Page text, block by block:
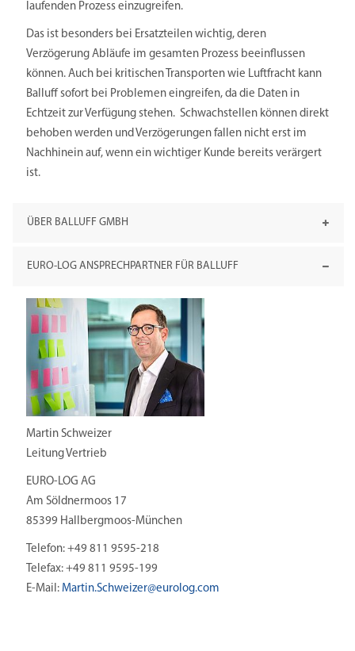
laufenden Prozess einzugreifen.
Das ist besonders bei Ersatzteilen wichtig, deren
Verzögerung Abläufe im gesamten Prozess beeinflussen
können. Auch bei kritischen Transporten wie Luftfracht kann
Balluff sofort bei Problemen eingreifen, da die Daten in
Echtzeit zur Verfügung stehen. Schwachstellen können direkt
behoben werden und Verzögerungen fallen nicht erst im
Nachhinein auf, wenn ein wichtiger Kunde bereits verärgert
ist.
ÜBER BALLUFF GMBH
EURO-LOG ANSPRECHPARTNER FÜR BALLUFF
Martin Schweizer
Leitung Vertrieb
EURO-LOG AG
Am Söldnermoos 17
85399 Hallbergmoos-München
Telefon: +49 811 9595-218
Telefax: +49 811 9595-199
E-Mail: Martin.Schweizer@eurolog.com